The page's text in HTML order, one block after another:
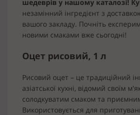
шедеврів у нашому каталозі!
незамінний інгредієнт з
вашого закладу. Почніть
новими смаками вже сьогодні!
Оцет рисовий, 1 л
Рисовий оцет – це традиційний
азіатської кухні, відомий своїм
солодкуватим смаком та
Використовується для